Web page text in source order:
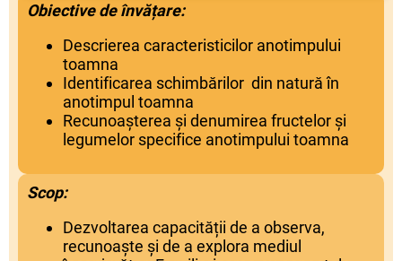
Obiective de învățare:
Descrierea caracteristicilor anotimpului
toamna
Identificarea schimbărilor din natură în
anotimpul toamna
Recunoașterea și denumirea fructelor și
legumelor specifice anotimpului toamna
Scop:
Dezvoltarea capacității de a observa,
recunoaște și de a explora mediul